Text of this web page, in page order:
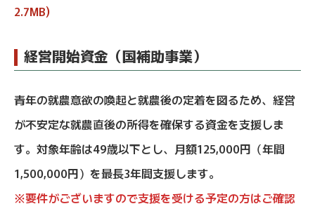
2.7MB)
経営開始資金（国補助事業）
青年の就農意欲の喚起と就農後の定着を図るため、経営
が不安定な就農直後の所得を確保する資金を支援しま
す。対象年齢は49歳以下とし、月額125,000円（年間
1,500,000円）を最長3年間支援します。
※要件がございますので支援を受ける予定の方はご確認